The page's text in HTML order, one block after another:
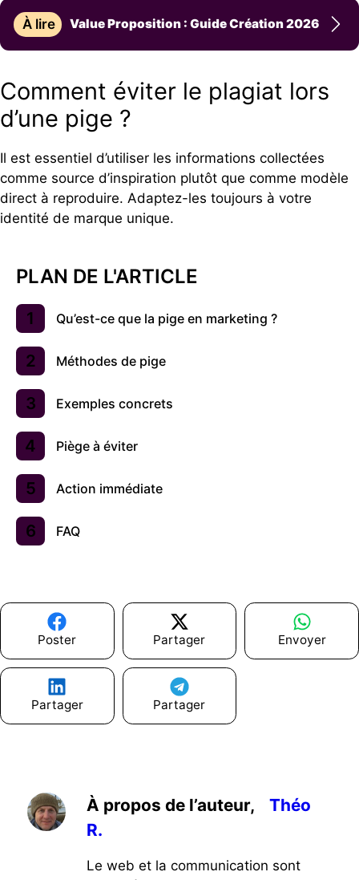
À lire Value Proposition : Guide Création 2026
Comment éviter le plagiat lors
d’une pige ?
Il est essentiel d’utiliser les informations collectées
comme source d’inspiration plutôt que comme modèle
direct à reproduire. Adaptez-les toujours à votre
identité de marque unique.
PLAN DE L'ARTICLE
Qu’est-ce que la pige en marketing ?
Méthodes de pige
Exemples concrets
Piège à éviter
Action immédiate
FAQ
Poster Partager Envoyer
Partager Partager
À propos de l’auteur,
Théo
R.
Le web et la communication sont